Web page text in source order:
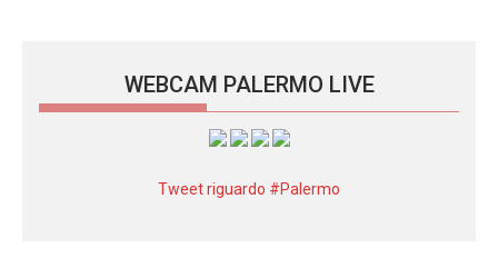
WEBCAM PALERMO LIVE
Tweet riguardo #Palermo